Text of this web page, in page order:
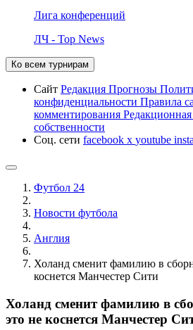
Лига конференций
ЛЧ - Top News
Ко всем турнирам
Сайт Редакция Прогнозы
конфиденциальности Правила
комментирования
собственности
Соц. сети facebook x youtube
Футбол 24
Новости футбола
Англия
Холанд сменит фамилию в
коснется Манчестер Сити
Холанд сменит фамилию в
это не коснется Манчестер